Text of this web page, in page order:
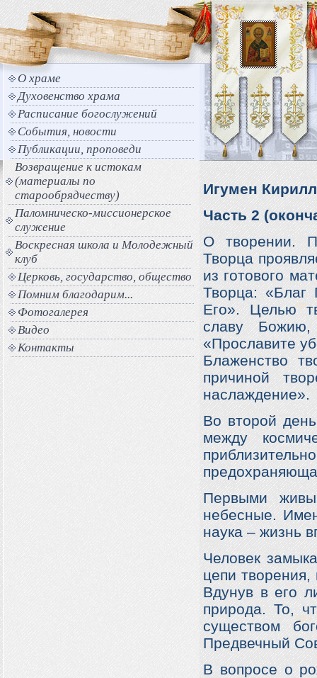
О храме
Духовенство храма
Расписание богослужений
События, новости
Публикации, проповеди
Возвращение к истокам
(материалы по
старообрядчеству)
Паломническо-миссионерское
служение
Воскресная школа и Молодежный
клуб
Церковь, государство, общество
Помним благодарим...
Фотогалерея
Видео
Контакты
Игумен
Часть 2
О творении.
Творца
из готового
Творца: «Благ
Его». Целью
славу Божию,
«Прославите
Блаженство
причиной
наслаждение».
Во второй
между
Первыми
небесные.
наука – жизнь
Человек
цепи
Вдунув в его
природа. То,
существом
Предвечный
В вопросе о